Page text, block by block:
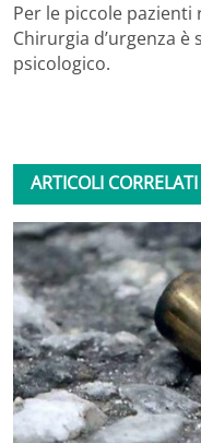
Per le piccole
Chirurgia d’urgenza
psicologico.
ARTICOLI CORRELATI